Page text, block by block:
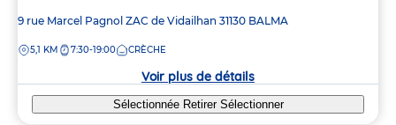
Adresse
la
9 rue Marcel Pagnol ZAC de Vidailhan 31130 BALMA
DISTANCE
5,1 KM 7:30-19:00 CRÈCHE
Voir plus de détails
Sélectionnée Retirer Sélectionner